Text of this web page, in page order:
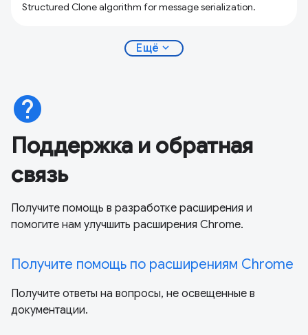
Structured Clone algorithm for message serialization.
Ещё expand_more
help
Поддержка и обратная
связь
Получите помощь в разработке расширения и
помогите нам улучшить расширения Chrome.
Получите помощь по расширениям Chrome
Получите ответы на вопросы, не освещенные в
документации.